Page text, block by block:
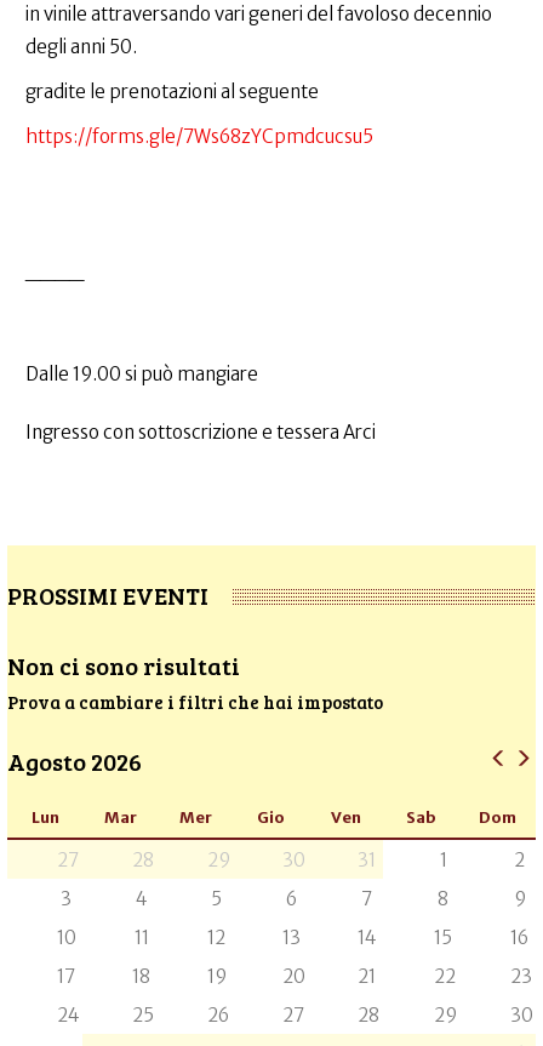
in vinile attraversando vari generi del favoloso decennio
degli anni 50.
gradite le prenotazioni al seguente
https://forms.gle/7Ws68zYCpmdcucsu5
Dalle 19.00 si può mangiare
Ingresso con sottoscrizione e tessera Arci
PROSSIMI EVENTI
Non ci sono risultati
Prova a cambiare i filtri che hai impostato
Agosto 2026
Lun Mar Mer Gio Ven Sab Dom
27 28 29 30 31 1
2
3
4 5 6 7 8
9
10
11 12 13 14 15
16
17
18 19 20 21 22
23
24
25 26 27 28 29
30